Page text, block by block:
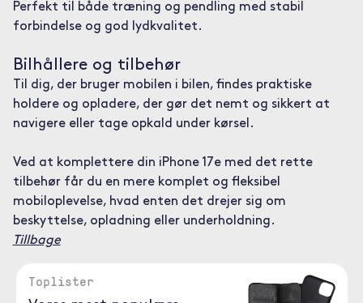
Perfekt til både træning og pendling med stabil
forbindelse og god lydkvalitet.
Bilhållere og tilbehør
Til dig, der bruger mobilen i bilen, findes praktiske
holdere og opladere, der gør det nemt og sikkert at
navigere eller tage opkald under kørsel.
Ved at komplettere din iPhone 17e med det rette
tilbehør får du en mere komplet og fleksibel
mobiloplevelse, hvad enten det drejer sig om
beskyttelse, opladning eller underholdning.
Tillbage
Toplister